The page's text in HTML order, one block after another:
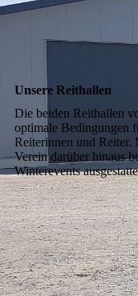
Unsere Reithallen
Die beiden Reithallen
optimale Bedingungen
Reiterinnen und Reiter.
Verein darüber hinaus
Winterevents